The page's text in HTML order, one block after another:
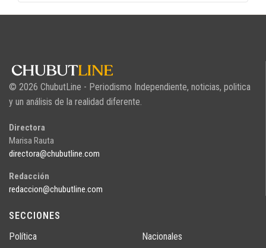
© 2026 ChubutLine - Periodismo Independiente, noticias, politica
y un análisis de la realidad diferente.
Directora
Marisa Rauta
directora@chubutline.com
Redacción
redaccion@chubutline.com
SECCIONES
Política
Nacionales